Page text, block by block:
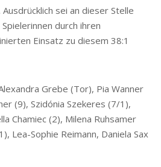
sei an dieser Stelle
durch ihren
Einsatz zu diesem 38:1
Grebe (Tor), Pia Wanner
(9), Szidónia Szekeres (7/1),
Chamiec (2), Milena Ruhsamer
Lea-Sophie Reimann, Daniela Sax